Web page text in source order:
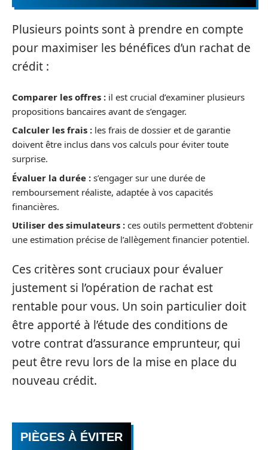
Plusieurs points sont à prendre en compte
pour maximiser les bénéfices d’un rachat de
crédit :
Comparer les offres : il est crucial d’examiner plusieurs
propositions bancaires avant de s’engager.
Calculer les frais : les frais de dossier et de garantie
doivent être inclus dans vos calculs pour éviter toute
surprise.
Évaluer la durée : s’engager sur une durée de
remboursement réaliste, adaptée à vos capacités
financières.
Utiliser des simulateurs : ces outils permettent d’obtenir
une estimation précise de l’allègement financier potentiel.
Ces critères sont cruciaux pour évaluer
justement si l’opération de rachat est
rentable pour vous. Un soin particulier doit
être apporté à l’étude des conditions de
votre contrat d’assurance emprunteur, qui
peut être revu lors de la mise en place du
nouveau crédit.
PIÈGES À ÉVITER